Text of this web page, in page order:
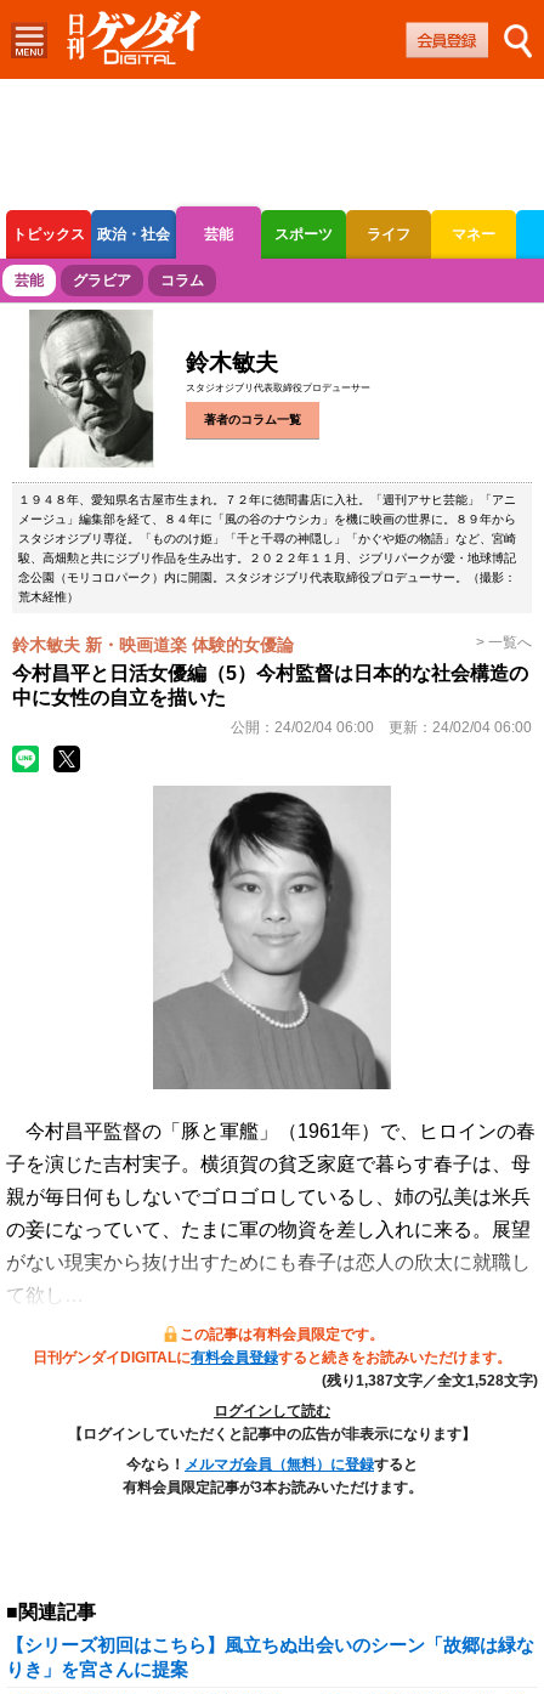
トピックス 政治・社会 芸能 スポーツ ライフ マネー
ボートレース 競輪 オートレース
芸能 グラビア コラム
鈴木敏夫
スタジオジブリ代表取締役プロデューサー
著者のコラム一覧
１９４８年、愛知県名古屋市生まれ。７２年に徳間書店に入社。「週刊アサヒ芸能」「アニ
メージュ」編集部を経て、８４年に「風の谷のナウシカ」を機に映画の世界に。８９年から
スタジオジブリ専従。「もののけ姫」「千と千尋の神隠し」「かぐや姫の物語」など、宮崎
駿、高畑勲と共にジブリ作品を生み出す。２０２２年１１月、ジブリパークが愛・地球博記
念公園（モリコロパーク）内に開園。スタジオジブリ代表取締役プロデューサー。（撮影：
荒木経惟）
鈴木敏夫 新・映画道楽 体験的女優論 > 一覧へ
今村昌平と日活女優編（5）今村監督は日本的な社会構造の
中に女性の自立を描いた
公開： 24/02/04 06:00 更新： 24/02/04 06:00
今村昌平監督の「豚と軍艦」（1961年）で、ヒロインの春
子を演じた吉村実子。横須賀の貧乏家庭で暮らす春子は、母
親が毎日何もしないでゴロゴロしているし、姉の弘美は米兵
の妾になっていて、たまに軍の物資を差し入れに来る。展望
がない現実から抜け出すためにも春子は恋人の欣太に就職し
て欲し…
この記事は有料会員限定です。
日刊ゲンダイDIGITALに有料会員登録すると続きをお読みいただけます。
(残り1,387文字／全文1,528文字)
ログインして読む
【ログインしていただくと記事中の広告が非表示になります】
今なら！ メルマガ会員（無料）に登録すると
有料会員限定記事が3本お読みいただけます。
■関連記事
【シリーズ初回はこちら】風立ちぬ出会いのシーン「故郷は緑な
りき」を宮さんに提案